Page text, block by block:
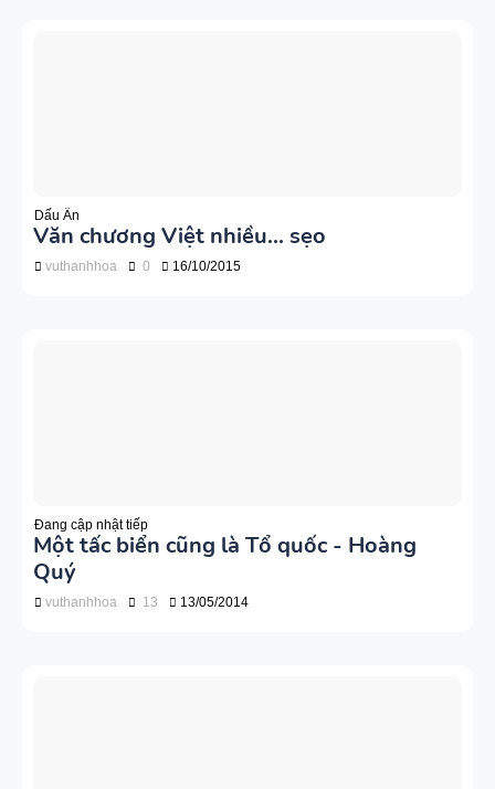
Dấu Ấn
Văn chương Việt nhiều... sẹo
vuthanhhoa 0 16/10/2015
Đang cập nhật tiếp
Một tấc biển cũng là Tổ quốc - Hoàng
Quý
vuthanhhoa 13 13/05/2014